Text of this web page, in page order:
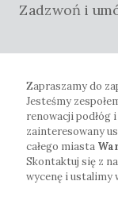
Zadzwoń i
Zapraszamy do
Jesteśmy
renowacji podłóg
zainteresowany
całego miasta
Skontaktuj się z
wycenę i ustalimy